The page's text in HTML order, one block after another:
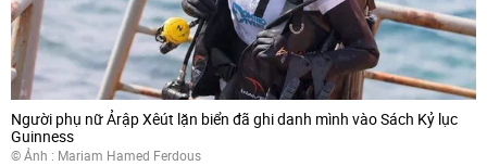
Người phụ nữ Ảrập Xêút lặn biển đã ghi danh mình vào Sách Kỷ lục
Guinness
© Ảnh : Mariam Hamed Ferdous